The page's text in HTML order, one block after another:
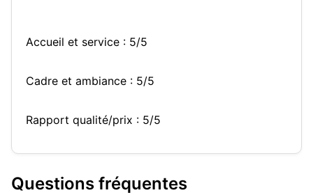
Accueil et service : 5/5
Cadre et ambiance : 5/5
Rapport qualité/prix : 5/5
Questions fréquentes